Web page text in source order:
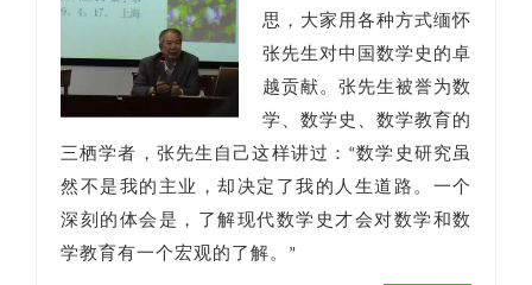
思，大家用各种方式缅怀
张先生对中国数学史的卓
越贡献。张先生被誉为数
学、数学史、数学教育的
三栖学者，张先生自己这样讲过：“数学史研究虽
然不是我的主业，却决定了我的人生道路。一个
深刻的体会是，了解现代数学史才会对数学和数
学教育有一个宏观的了解。”